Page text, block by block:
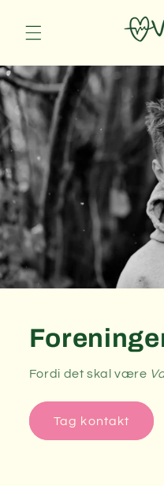
indhold
Fordi det skal være
Tag kontakt